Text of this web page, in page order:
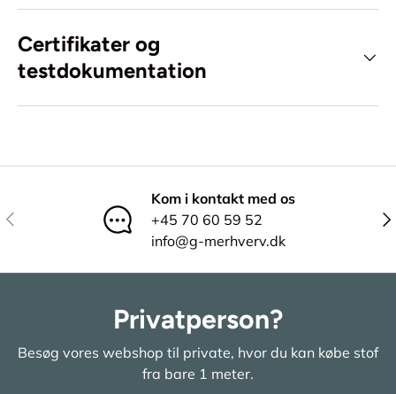
Certifikater og
testdokumentation
Tidligere
Kom i kontakt med os
+45 70 60 59 52
info@g-merhverv.dk
Privatperson?
Besøg vores webshop til private, hvor du kan købe stof
fra bare 1 meter.